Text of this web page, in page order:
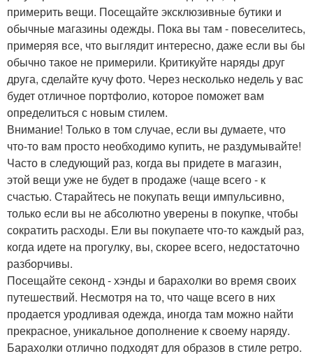
примерить вещи. Посещайте эксклюзивные бутики и
обычные магазины одежды. Пока вы там - повеселитесь,
примеряя все, что выглядит интересно, даже если вы бы
обычно такое не примерили. Критикуйте наряды друг
друга, сделайте кучу фото. Через несколько недель у вас
будет отличное портфолио, которое поможет вам
определиться с новым стилем.
Внимание! Только в том случае, если вы думаете, что
что-то вам просто необходимо купить, не раздумывайте!
Часто в следующий раз, когда вы придете в магазин,
этой вещи уже не будет в продаже (чаще всего - к
счастью. Старайтесь не покупать вещи импульсивно,
только если вы не абсолютно уверены в покупке, чтобы
сократить расходы. Ели вы покупаете что-то каждый раз,
когда идете на прогулку, вы, скорее всего, недостаточно
разборчивы.
Посещайте секонд - хэнды и барахолки во время своих
путешествий. Несмотря на то, что чаще всего в них
продается уродливая одежда, иногда там можно найти
прекрасное, уникальное дополнение к своему наряду.
Барахолки отлично подходят для образов в стиле ретро.